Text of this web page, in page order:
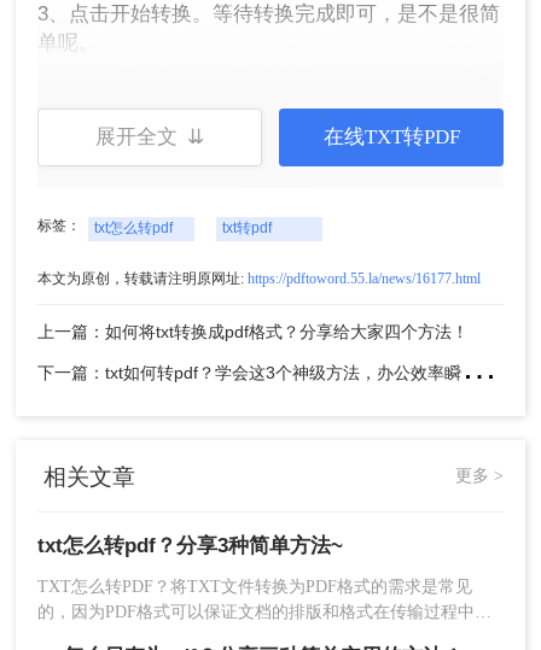
3、点击开始转换。等待转换完成即可，是不是很简
单呢。
4、转换完成啦，点击下载即可。
三、使用转转大师pdf转换器
（包括txt文件）转换为pdf文件。只需将txt文件拖放
到应用程序中，然后单击【立即转换】按钮即可将
操作如下：
1、需要下载转转大师PDF转换器。
展开全文 ⇊ 在线TXT转PDF
标签： txt怎么转pdf txt转pdf
本文为原创，转载请注明原网址: https://pdftoword.55.la/news/16177.html
上一篇：如何将txt转换成pdf格式？分享给大家四个方法！
下
一篇：txt如何转pdf？学会这3个神级方法，办公效率瞬间翻倍！
相关文章 更多 >
txt怎么转pdf？分享3种简单方法~
TXT怎么转PDF？将TXT文件转换为PDF格式的需求是常见
的，因为PDF格式可以保证文档的排版和格式在传输过程中保